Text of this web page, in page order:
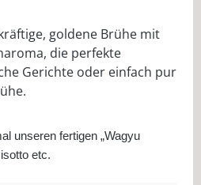
goldene Brühe mit
die perfekte
Gerichte oder einfach pur
unseren fertigen „Wagyu
etc.